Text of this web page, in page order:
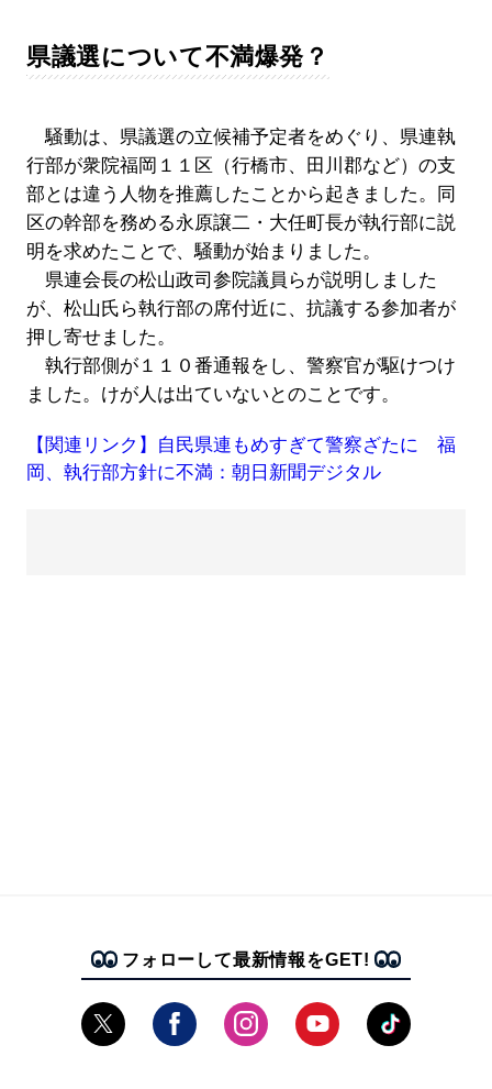
県議選について不満爆発？
騒動は、県議選の立候補予定者をめぐり、県連執
行部が衆院福岡１１区（行橋市、田川郡など）の支
部とは違う人物を推薦したことから起きました。同
区の幹部を務める永原譲二・大任町長が執行部に説
明を求めたことで、騒動が始まりました。
県連会長の松山政司参院議員らが説明しました
が、松山氏ら執行部の席付近に、抗議する参加者が
押し寄せました。
執行部側が１１０番通報をし、警察官が駆けつけ
ました。けが人は出ていないとのことです。
【関連リンク】自民県連もめすぎて警察ざたに 福
岡、執行部方針に不満：朝日新聞デジタル
フォローして最新情報をGET!